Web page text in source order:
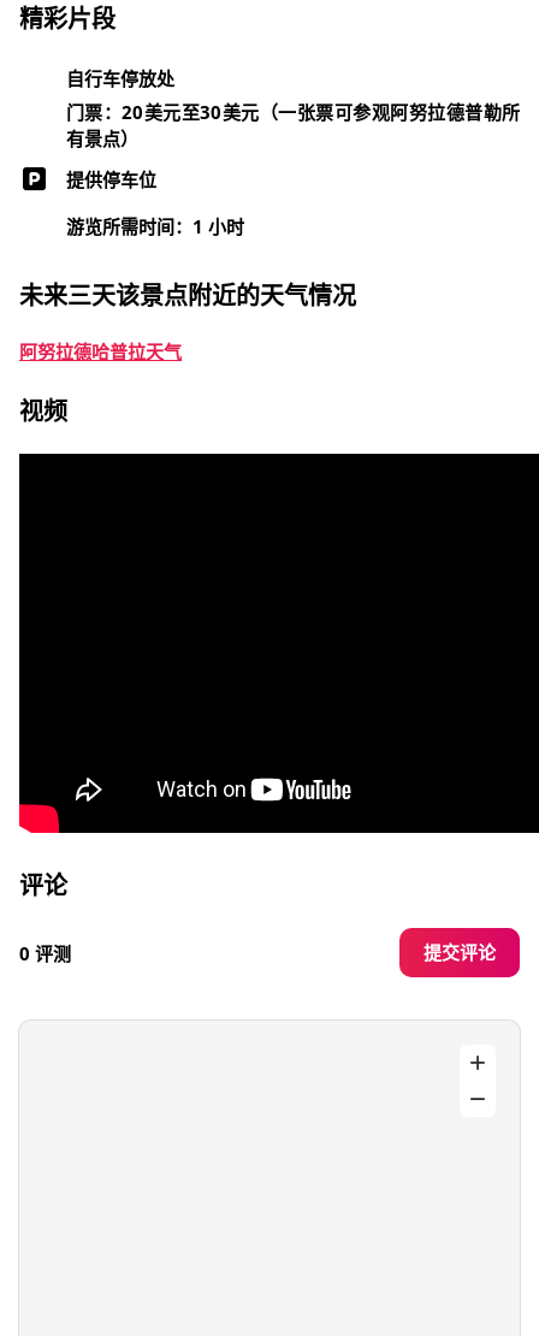
精彩片段
自行车停放处
门票：20美元至30美元（一张票可参观阿努拉德普勒所
有景点）
提供停车位
游览所需时间：1 小时
未来三天该景点附近的天气情况
阿努拉德哈普拉天气
视频
评论
0 评测 提交评论